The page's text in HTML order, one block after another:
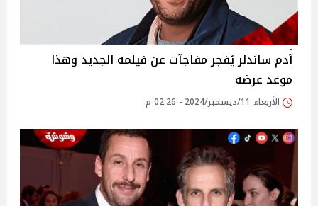
آدم ساندلر يُفجر مفاجآت عن فيلمه الجديد وهذا
موعد عرضه
الأربعاء 11/ديسمبر/2024 - 02:26 م